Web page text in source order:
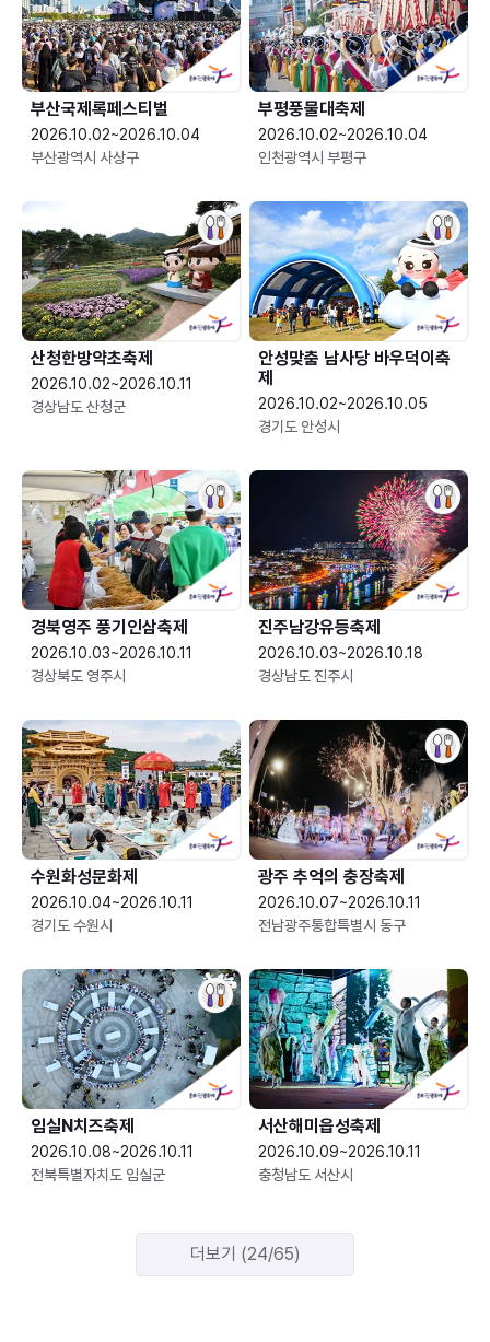
부산국제록페스티벌
2026.10.02~2026.10.04
부산광역시 사상구
부평풍물대축제
2026.10.02~2026.10.04
인천광역시 부평구
산청한방약초축제
2026.10.02~2026.10.11
경상남도 산청군
안성맞춤 남사당 바우덕이축
제
2026.10.02~2026.10.05
경기도 안성시
경북영주 풍기인삼축제
2026.10.03~2026.10.11
경상북도 영주시
진주남강유등축제
2026.10.03~2026.10.18
경상남도 진주시
수원화성문화제
2026.10.04~2026.10.11
경기도 수원시
광주 추억의 충장축제
2026.10.07~2026.10.11
전남광주통합특별시 동구
임실N치즈축제
2026.10.08~2026.10.11
전북특별자치도 임실군
서산해미읍성축제
2026.10.09~2026.10.11
충청남도 서산시
더보기 (24/65)